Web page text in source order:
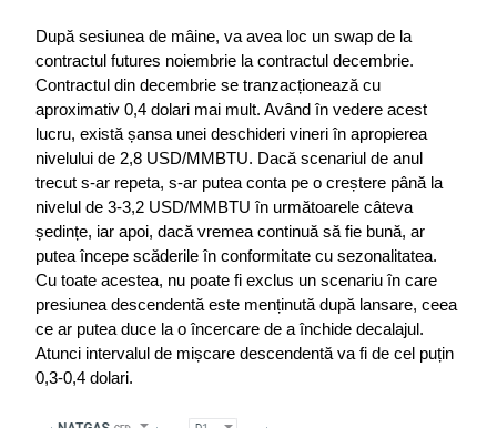
După sesiunea de mâine, va avea loc un swap de la
contractul futures noiembrie la contractul decembrie.
Contractul din decembrie se tranzacționează cu
aproximativ 0,4 dolari mai mult. Având în vedere acest
lucru, există șansa unei deschideri vineri în apropierea
nivelului de 2,8 USD/MMBTU. Dacă scenariul de anul
trecut s-ar repeta, s-ar putea conta pe o creștere până la
nivelul de 3-3,2 USD/MMBTU în următoarele câteva
ședințe, iar apoi, dacă vremea continuă să fie bună, ar
putea începe scăderile în conformitate cu sezonalitatea.
Cu toate acestea, nu poate fi exclus un scenariu în care
presiunea descendentă este menținută după lansare, ceea
ce ar putea duce la o încercare de a închide decalajul.
Atunci intervalul de mișcare descendentă va fi de cel puțin
0,3-0,4 dolari.